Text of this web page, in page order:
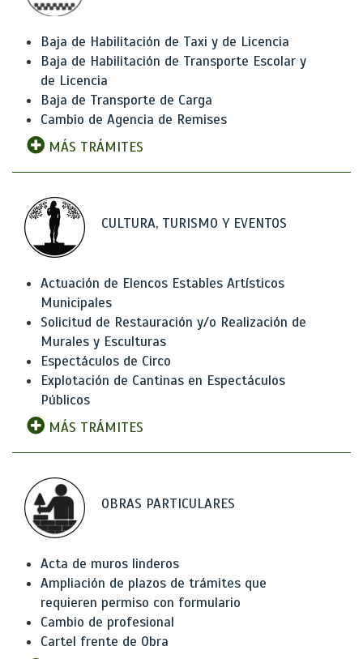
Baja de Habilitación de Taxi y de Licencia
Baja de Habilitación de Transporte Escolar y
de Licencia
Baja de Transporte de Carga
Cambio de Agencia de Remises
MÁS TRÁMITES
CULTURA, TURISMO Y EVENTOS
Actuación de Elencos Estables Artísticos
Municipales
Solicitud de Restauración y/o Realización de
Murales y Esculturas
Espectáculos de Circo
Explotación de Cantinas en Espectáculos
Públicos
MÁS TRÁMITES
OBRAS PARTICULARES
Acta de muros linderos
Ampliación de plazos de trámites que
requieren permiso con formulario
Cambio de profesional
Cartel frente de Obra